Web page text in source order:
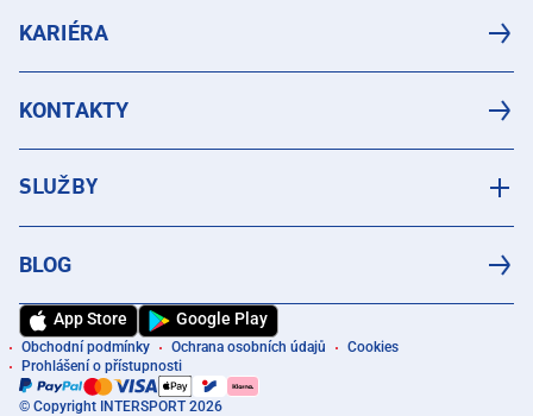
KARIÉRA
KONTAKTY
SLUŽBY
BLOG
App Store Google Play
Obchodní podmínky Ochrana osobních údajů
Cookies
Prohlášení o přístupnosti
© Copyright INTERSPORT 2026